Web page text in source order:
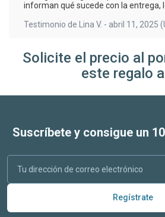
informan qué sucede con la entrega,
Testimonio de Lina V. - abril 11, 2025
Solicite el precio al
este regalo
Suscríbete y consigue un
Regístrate